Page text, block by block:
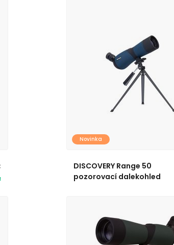
Novinka
DISCOVERY Range 50
pozorovací dalekohled